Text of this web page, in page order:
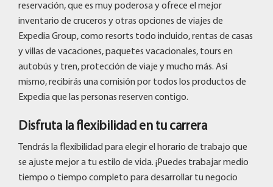
reservación, que es muy poderosa y ofrece el mejor
inventario de cruceros y otras opciones de viajes de
Expedia Group, como resorts todo incluido, rentas de casas
y villas de vacaciones, paquetes vacacionales, tours en
autobús y tren, protección de viaje y mucho más. Así
mismo, recibirás una comisión por todos los productos de
Expedia que las personas reserven contigo.
Disfruta la flexibilidad en tu carrera
Tendrás la flexibilidad para elegir el horario de trabajo que
se ajuste mejor a tu estilo de vida. ¡Puedes trabajar medio
tiempo o tiempo completo para desarrollar tu negocio